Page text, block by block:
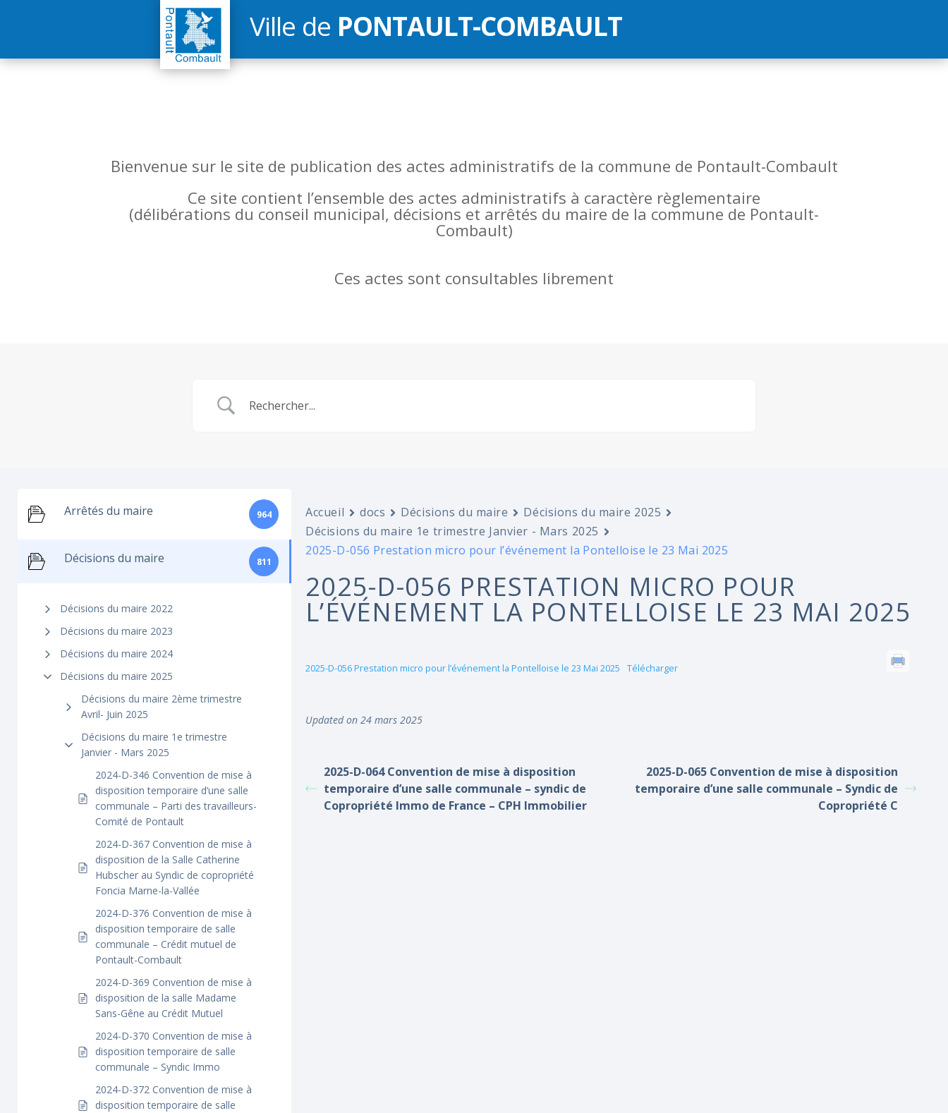
Ville de PONTAULT-COMBAULT
Bienvenue sur le site de publication des actes administratifs de la commune de Pontault-Combault
Ce site contient l’ensemble des actes administratifs à caractère règlementaire
(délibérations du conseil municipal, décisions et arrêtés du maire de la commune de Pontault-
Combault)
Ces actes sont consultables librement
Arrêtés du maire 964
Décisions du maire 811
Décisions du maire 2022
Décisions du maire 2023
Décisions du maire 2024
Décisions du maire 2025
Décisions du maire 2ème trimestre
Avril- Juin 2025
Décisions du maire 1e trimestre
Janvier - Mars 2025
2024-D-346 Convention de mise à
disposition temporaire d’une salle
communale – Parti des travailleurs-
Comité de Pontault
2024-D-367 Convention de mise à
disposition de la Salle Catherine
Hubscher au Syndic de copropriété
Foncia Marne-la-Vallée
2024-D-376 Convention de mise à
disposition temporaire de salle
communale – Crédit mutuel de
Pontault-Combault
2024-D-369 Convention de mise à
disposition de la salle Madame
Sans-Gêne au Crédit Mutuel
2024-D-370 Convention de mise à
disposition temporaire de salle
communale – Syndic Immo
2024-D-372 Convention de mise à
disposition temporaire de salle
Accueil docs Décisions du maire
Décisions du maire 2025
Décisions du maire 1e trimestre Janvier - Mars 2025
2025-D-056 Prestation micro pour l’événement la Pontelloise le 23 Mai 2025
2025-D-056 PRESTATION MICRO POUR
L’ÉVÉNEMENT LA PONTELLOISE LE 23 MAI 2025
2025-D-056 Prestation micro pour l’événement la Pontelloise le 23 Mai 2025 Télécharger
Updated on 24 mars 2025
2025-D-064 Convention de mise à disposition
temporaire d’une salle communale – syndic de
Copropriété Immo de France – CPH Immobilier
2025-D-065 Convention de mise à disposition
temporaire d’une salle communale – Syndic de
Copropriété C